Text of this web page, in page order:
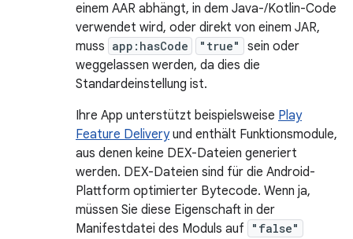
einem AAR abhängt, in dem Java-/Kotlin-Code
verwendet wird, oder direkt von einem JAR,
muss app:hasCode "true"
sein oder
weggelassen werden, da dies die
Standardeinstellung ist.
Ihre App unterstützt beispielsweise Play
Feature Deliveryund enthält Funktionsmodule,
aus denen keine DEX-Dateien generiert
werden. DEX-Dateien sind für die Android-
Plattform optimierter Bytecode. Wenn ja,
müssen Sie diese Eigenschaft in der
Manifestdatei des Moduls auf
"false"